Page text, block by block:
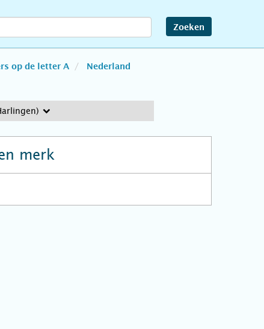
Zoeken
op de letter A
Nederland
merk